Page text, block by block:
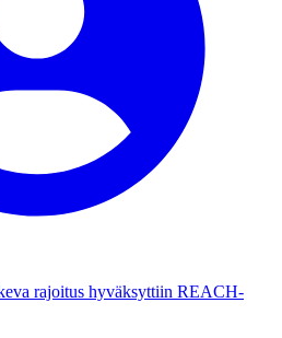
rajoitus hyväksyttiin REACH-